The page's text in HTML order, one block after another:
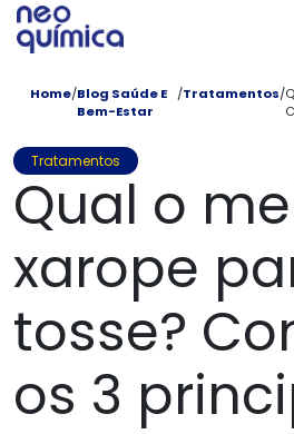
Pular para conteúdo principal
Home/Blog Saúde E
Bem-Estar
/Tratamentos/
Tratamentos
Qual o
xarope
tosse?
os 3